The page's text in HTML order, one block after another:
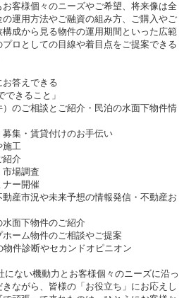
客様個々のニーズやご希望、将来像は全
運用方法やご融資の組み方、ご購入やご
成から見る物件の運用期間といった広範
ロとしての目線や着目点をご提案できる
答えできる
できること」
のご相談とご紹介・民泊の水面下物件情
集・賃貸付けのお手伝い
施工
紹介
市場調査
ナー開催
産市況や未来予想の情報発信・不動産お
水面下物件のご紹介
ーム物件のご相談やご提案
件診断やセカンドオピニオン
にない機動力とお客様個々のニーズに沿っ
ながら、皆様の「お役立ち」にお応えし